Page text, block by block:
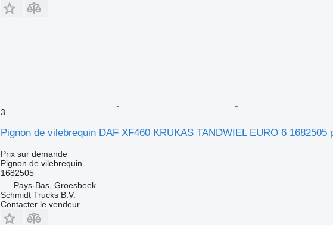
3
Pignon de vilebrequin DAF XF460 KRUKAS TANDWIEL EURO 6 1682505
Prix sur demande
Pignon de vilebrequin
1682505
Pays-Bas, Groesbeek
Schmidt Trucks B.V.
Contacter le vendeur